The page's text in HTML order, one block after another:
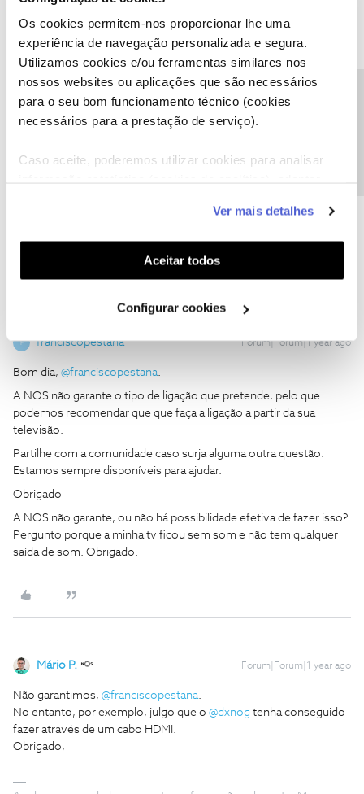
Os cookies permitem-nos proporcionar lhe uma
experiência de navegação personalizada e segura.
Utilizamos cookies e/ou ferramentas similares nos
nossos websites ou aplicações que são necessários
para o seu bom funcionamento técnico (cookies
necessários para a prestação de serviço).
Caso aceite, poderemos utilizar cookies para analisar
funcionalidades (cookies de personalização e
funcionalidade) e adaptar anúncios aos seus interesses
(cookies de publicidade personalizada). Pode gerir a
utilização dos cookies clicando em "Configurar
Ver mais detalhes
Aceitar todos
Configurar cookies
Forum|Forum|1 year ago
Bom dia,@franciscopestana .
Qualquer questão que tenha, fale connosco.
como "Melhor Resposta" e faça "Like" nos melhores comentários.
F franciscopestana Forum|Forum|1 year ago
Bom dia, @franciscopestana.
A NOS não garante o tipo de ligação que pretende, pelo que
podemos recomendar que que faça a ligação a partir da sua
televisão.
Partilhe com a comunidade caso surja alguma outra questão.
Estamos sempre disponíveis para ajudar.
Obrigado
A NOS não garante, ou não há possibilidade efetiva de fazer isso?
Pergunto porque a minha tv ficou sem som e não tem qualquer
saída de som. Obrigado.
Mário P. Forum|Forum|1 year ago
Não garantimos, @franciscopestana.
No entanto, por exemplo, julgo que o @dxnog tenha conseguido
fazer através de um cabo HDMI.
Obrigado,